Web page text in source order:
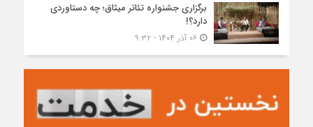
برگزاری جشنواره تئاتر میثاق؛ چه دستاوردی
دارد؟!
۰۶ آذر ۱۴۰۴ - ۹:۳۲